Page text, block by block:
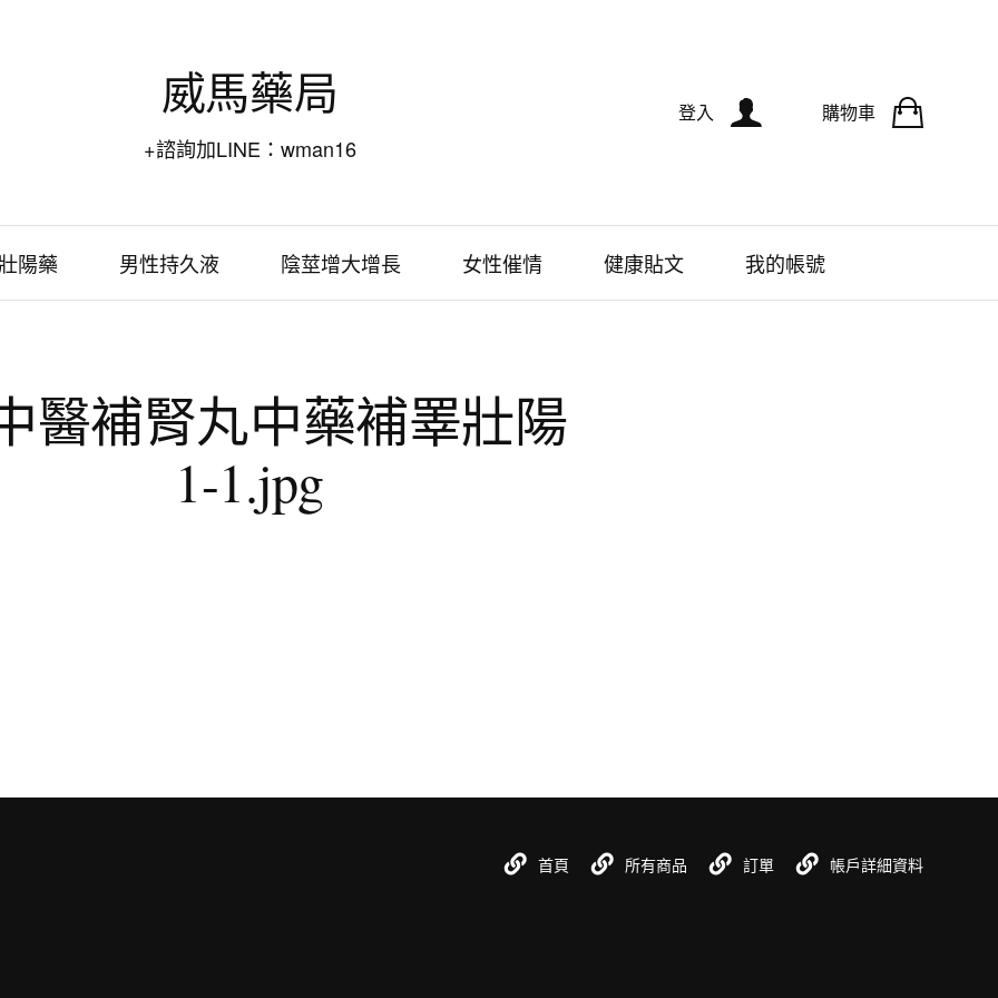
威馬藥局
+諮詢加LINE：wman16
登入 購物車
陽藥 男性持久液 陰莖增大增長 女性催情 健康貼文 我的帳號
醫補腎丸中藥補睪壯陽
1-1.jpg
首頁 所有商品 訂單 帳戶詳細資料